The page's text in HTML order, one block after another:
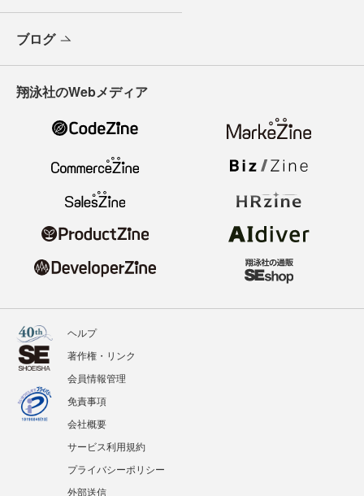
ブログ
翔泳社のWebメディア
ヘルプ
著作権・リンク
会員情報管理
免責事項
会社概要
サービス利用規約
プライバシーポリシー
外部送信